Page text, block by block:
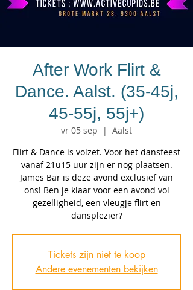
After Work Flirt &
Dance. Aalst. (35-45j,
45-55j, 55j+)
vr 05 sep
  |
Aalst
Flirt & Dance is volzet. Voor het dansfeest
vanaf 21u15 uur zijn er nog plaatsen.
James Bar is deze avond exclusief van
ons! Ben je klaar voor een avond vol
gezelligheid, een vleugje flirt en
dansplezier?
Tickets zijn niet te koop
Andere evenementen bekijken